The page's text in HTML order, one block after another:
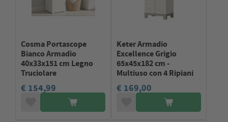
Cosma Portascope
Bianco Armadio
40x33x151 cm Legno
Truciolare
€ 154,99
Keter Armadio
Excellence Grigio
65x45x182 cm -
Multiuso con 4 Ripiani
€ 169,00